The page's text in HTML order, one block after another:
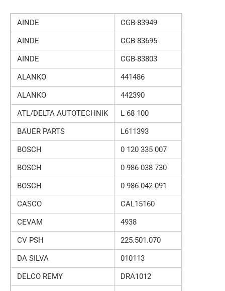
AINDE
CGB-83949
AINDE
CGB-83695
AINDE
CGB-83803
ALANKO
441486
ALANKO
442390
ATL/DELTA AUTOTECHNIK
L 68 100
BAUER PARTS
L611393
BOSCH
0 120 335 007
BOSCH
0 986 038 730
BOSCH
0 986 042 091
CASCO
CAL15160
CEVAM
4938
CV PSH
225.501.070
DA SILVA
010113
DELCO REMY
DRA1012